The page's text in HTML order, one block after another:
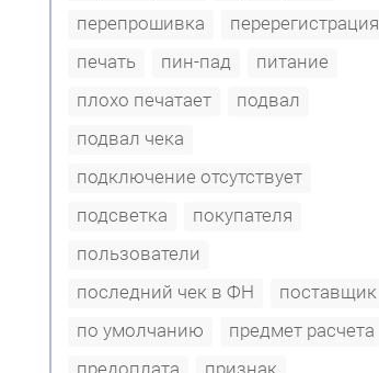
перепрошивка
перерегистрация
печать
пин-пад
питание
плохо печатает
подвал
подвал чека
подключение отсутствует
подсветка
покупателя
пользователи
последний чек в ФН
поставщик
по умолчанию
предмет расчета